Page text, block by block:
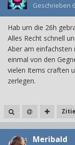
Geschrieben
Hab um die 26h
Alles Recht schnell
Aber am
einmal von den
vielen Items craften
zerlegen.
Meribald